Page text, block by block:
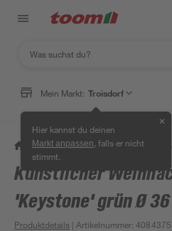
Mein Markt: Troisdorf
Hier kannst du deinen
Markt anpassen , falls er nicht
stimmt.
✕
/ Wohnen & Haushalt /
Künstlicher
'Keystone' grün Ø
Produktdetails | Artikelnummer:4084375